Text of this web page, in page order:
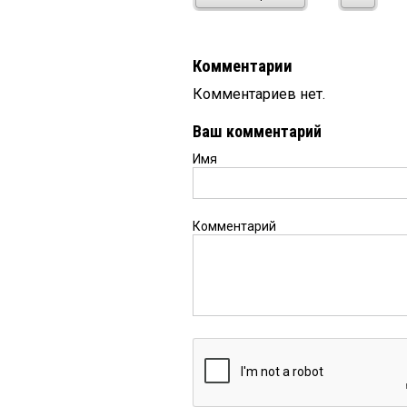
Комментарии
Комментариев нет.
Ваш комментарий
Имя
Комментарий